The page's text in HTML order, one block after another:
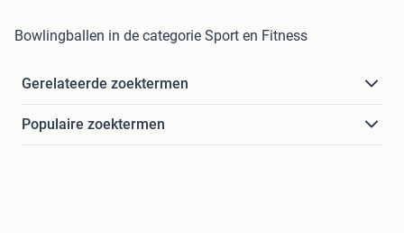
Bowlingballen in de categorie Sport en Fitness
Gerelateerde zoektermen
Populaire zoektermen